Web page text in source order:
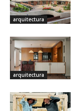
arquitectura
arquitectura